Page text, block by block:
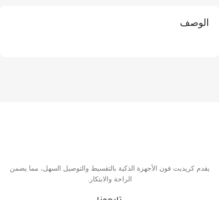
الوصف
يقدم كريديت فون الأجهزة الذكية بالتقسيط والتوصيل السهل، مما يضمن
الراحة والابتكار.